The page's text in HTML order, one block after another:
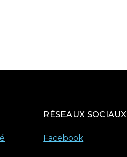
RÉSEAUX SOCIAUX
Facebook